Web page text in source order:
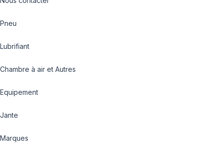
Pneu
Lubrifiant
Chambre à air et Autres
Equipement
Jante
Marques